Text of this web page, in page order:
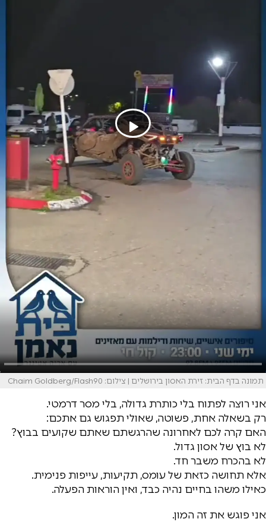
תמונה בדף הבית: זירת האסון בירושלים | צילום: Chaim Goldberg/Flash90
אני רוצה לפתוח בלי כותרת גדולה, בלי מסר דרמטי.
רק בשאלה אחת, פשוטה, שאולי תפגוש גם אתכם:
האם קרה לכם לאחרונה שהרגשתם שאתם שקועים בבוץ?
לא בוץ של אסון גדול.
לא בהכרח משבר חד.
אלא תחושה כזאת של עומס, תקיעות, עייפות פנימית.
כאילו משהו בחיים נהיה כבד, ואין הוראות הפעלה.
אני פוגש את זה המון.